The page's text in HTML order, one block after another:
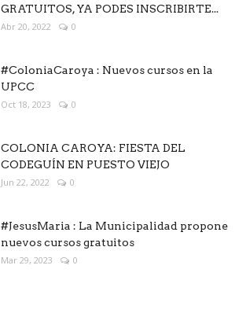
GRATUITOS, YA PODES INSCRIBIRTE...
Abr 20, 2022 0
#ColoniaCaroya : Nuevos cursos en la
UPCC
Oct 18, 2023 0
COLONIA CAROYA: FIESTA DEL
CODEGUÍN EN PUESTO VIEJO
Jun 22, 2022 0
#JesusMaria : La Municipalidad propone
nuevos cursos gratuitos
Mar 29, 2023 0